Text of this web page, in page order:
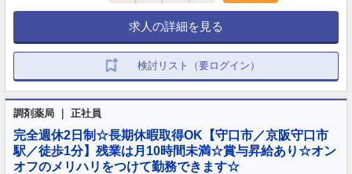
求人の詳細を見る
検討リスト（要ログイン）
調剤薬局 ｜ 正社員
完全週休2日制☆長期休暇取得OK【守口市／京阪守口市
駅／徒歩1分】残業は月10時間未満☆賞与昇給あり☆オン
オフのメリハリをつけて勤務できます☆